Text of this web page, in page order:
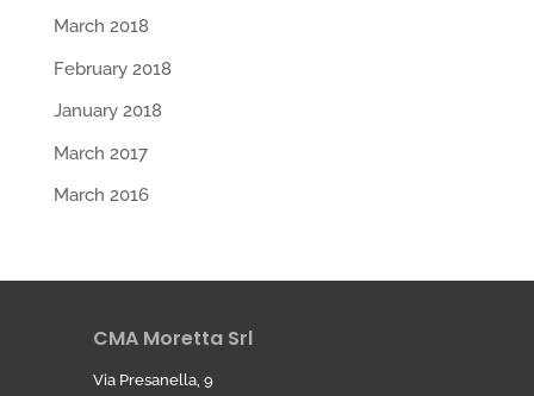
March 2018
February 2018
January 2018
March 2017
March 2016
CMA Moretta Srl
Via Presanella, 9